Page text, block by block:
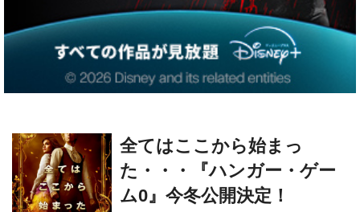
全てはここから始まっ
た・・・『ハンガー・ゲー
ム0』今冬公開決定！